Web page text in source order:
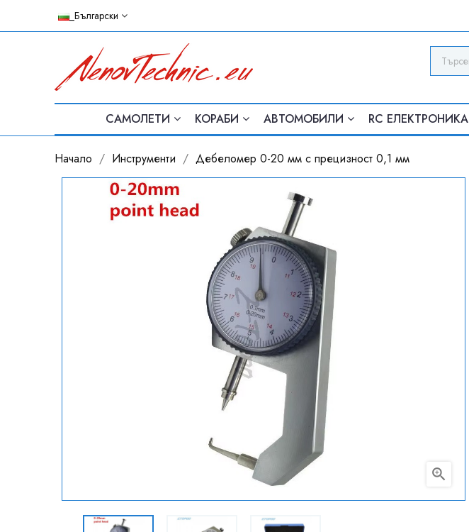
_Български
САМОЛЕТИ КОРАБИ АВТОМОБИЛИ RC ЕЛЕКТРОНИКА
Начало Инструменти Дебеломер 0-20 мм с прецизност 0,1 мм
